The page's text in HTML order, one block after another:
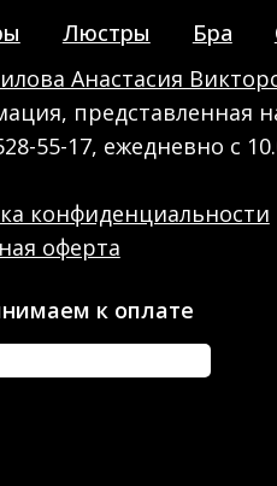
Люстры Бра
Анастасия
представленная
55-17, ежедневно с
конфиденциальности
оферта
к оплате